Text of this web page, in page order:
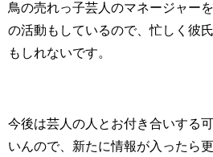
鳥の売れっ子芸人のマネージャー
の活動もしているので、忙しく彼
もしれないです。
今後は芸人の人とお付き合いする
いんので、新たに情報が入ったら